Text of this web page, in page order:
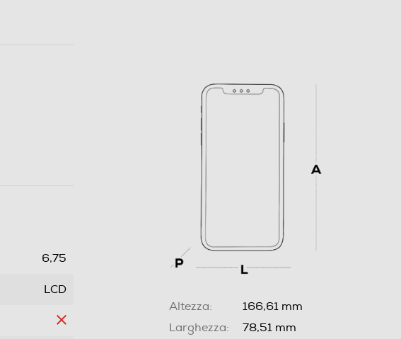
6,75
LCD
Altezza:
166,61 mm
Larghezza:
78,51 mm